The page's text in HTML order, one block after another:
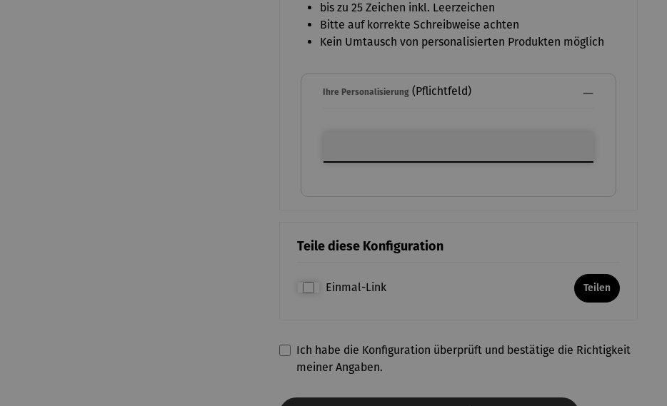
bis zu 25 Zeichen inkl. Leerzeichen
Bitte auf korrekte Schreibweise achten
Kein Umtausch von personalisierten Produkten möglich
Ihre Personalisierung(Pflichtfeld)
Teile diese Konfiguration
Einmal-Link Teilen
Ich habe die Konfiguration überprüft und bestätige die Richtigkeit
meiner Angaben.